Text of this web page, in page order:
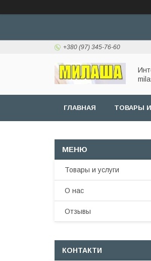
+380 (97) 345-76-60
ГЛАВНАЯ ТОВАРЫ
Товары и услуги
О нас
Отзывы
КОНТАКТИ